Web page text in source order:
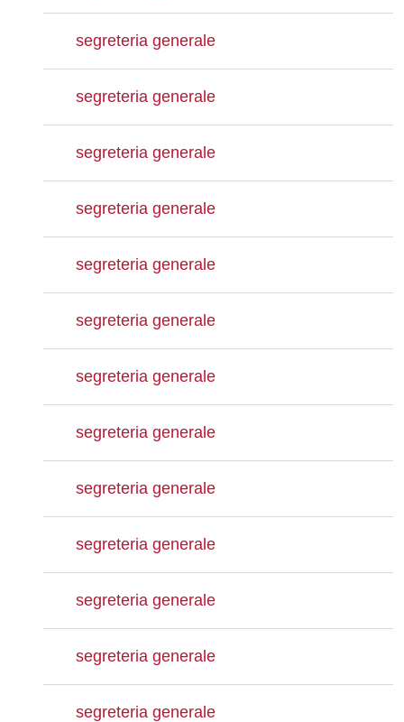
segreteria generale
segreteria generale
segreteria generale
segreteria generale
segreteria generale
segreteria generale
segreteria generale
segreteria generale
segreteria generale
segreteria generale
segreteria generale
segreteria generale
segreteria generale